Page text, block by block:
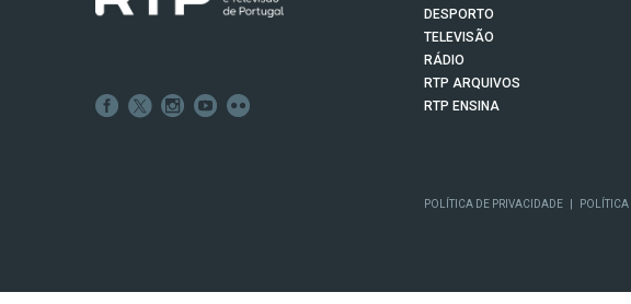
DESPORTO
TELEVISÃO
RÁDIO
RTP ARQUIVOS
RTP ENSINA
POLÍTICA DE PRIVACIDADE POLÍTICA